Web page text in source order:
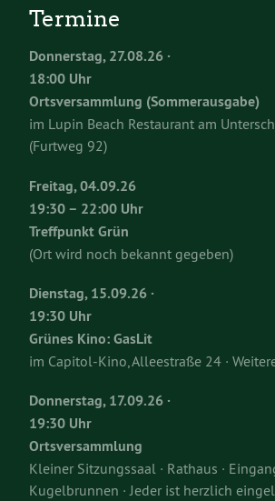
Termine
Donnerstag, 27.08.26 ·
18:00 Uhr
Ortsversammlung (Sommerausgabe)
im Lupin Beach Restaurant am
(Furtweg 92)
Freitag, 04.09.26
19:30 – 22:00 Uhr
Treffpunkt Grün
(Ort wird noch bekannt gegeben)
Dienstag, 15.09.26 ·
19:30 Uhr
Grünes Kino: GasLit
im Capitol-Kino, Alleestraße 24 ·
Donnerstag, 17.09.26 ·
19:30 Uhr
Ortsversammlung
Kleiner Sitzungssaal · Rathaus ·
Kugelbrunnen · Jeder ist herzlich